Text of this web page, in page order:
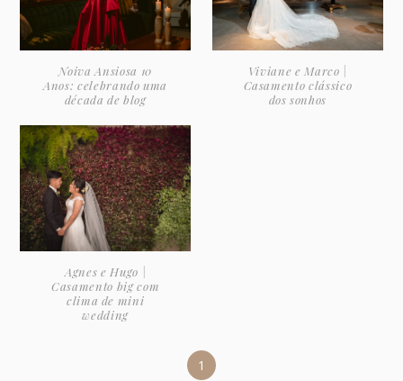
Noiva Ansiosa 10
Anos: celebrando uma
década de blog
Viviane e Marco |
Casamento clássico
dos sonhos
Agnes e Hugo |
Casamento big com
clima de mini
wedding
1